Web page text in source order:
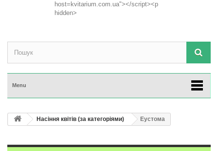
Menu
Насіння квітів (за категоріями) Еустома